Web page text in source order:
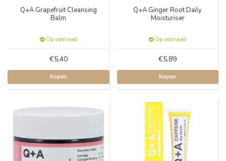
Q+A Grapefruit Cleansing
Balm
Op voorraad
€5,40
Kopen
Q+A Ginger Root Daily
Moisturiser
Op voorraad
€5,89
Kopen